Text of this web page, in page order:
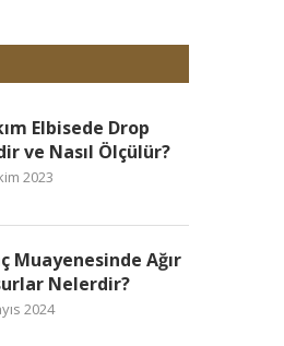
Elbisede Drop
ve Nasıl Ölçülür?
2023
Muayenesinde Ağır
Nelerdir?
2024